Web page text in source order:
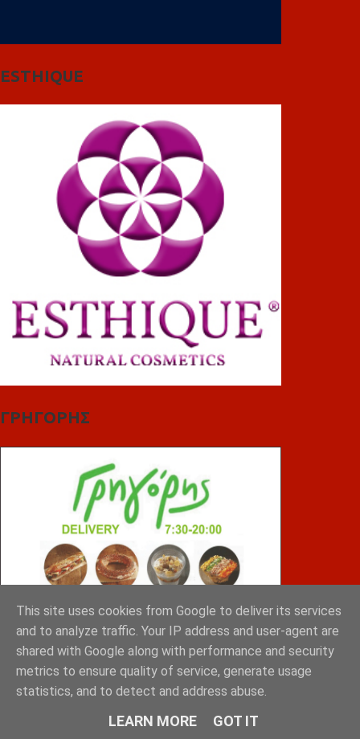
ESTHIQUE
ΓΡΗΓΟΡΗΣ
ΤΣΙΠΟΥΡΑΣ
This site uses cookies from Google to deliver its services
and to analyze traffic. Your IP address and user-agent are
shared with Google along with performance and security
metrics to ensure quality of service, generate usage
statistics, and to detect and address abuse.
LEARN MORE GOT IT